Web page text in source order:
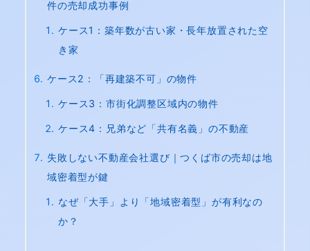
件の売却成功事例
ケース1：築年数が古い家・長年放置された空
き家
ケース2：「再建築不可」の物件
ケース3：市街化調整区域内の物件
ケース4：兄弟など「共有名義」の不動産
失敗しない不動産会社選び｜つくば市の売却は地
域密着型が鍵
なぜ「大手」より「地域密着型」が有利なの
か？